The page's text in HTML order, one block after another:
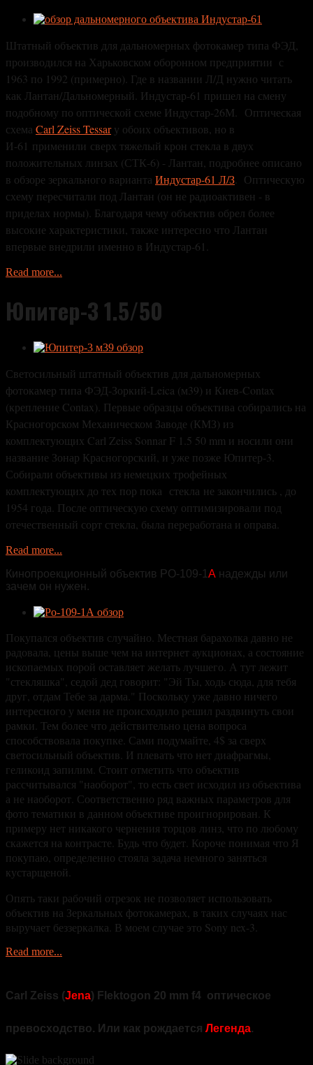
Штатный объектив для дальномерных фотокамер типа ФЭД,
производился на Харьковском оборонном предприятии с
1963 по 1992 (примерно) . Где в названии Л/Д нужно читать
как Лантан/Дальномерный. Индустар-61 пришел на смену
подобному по оптической схеме Индустар-26М.
Оптическая
схема Carl Zeiss Tessarу обоих объективов , но в
И-61 применили сверх тяжелый крон стекла в двух
положительных линзах (СТК-6) - Лантан, подробнее описано
в обзоре зеркального варианта Индустар-61 Л/З . Оптическую
схему пересчитали под Лантан (он не радиоактивен - в
приделах нормы). Благодаря чему объектив обрел более
высокие характеристики, также интересно что Лантан
впервые внедрили именно в Индустар-61.
Read more...
Юпитер-3 1.5/50
Светосильный штатный объектив для дальномерных
фотокамер типа ФЭД-Зоркий-Leica (м39) и Киев-Contax
(крепление Contax). Первые образцы объектива собирались на
Красногорском Механическом Заводе (КМЗ) из
комплектующих Carl Zeiss Sonnar F 1.5 50 mm и носили они
название Зонар Красногорский, и уже позже Юпитер-3.
Собирали объективы из немецких трофейных
комплектующих до тех пор пока стекла не закончились , до
1954 года. После оптическую схему оптимизировали под
отечественный сорт стекла, была переработана и оправа.
Read more...
Кинопроекционный объектив РО-109-1 А надежды или
зачем он нужен.
Покупался объектив случайно. Местная барахолка давно не
радовала, цены выше чем на интернет аукционах, а состояние
ископаемых порой оставляет желать лучшего. А тут лежит
"стекляшка", седой дед говорит: "Эй Ты, ходь сюда, для тебя
друг, отдам Тебе за дарма." Поскольку уже давно ничего
интересного у меня не происходило решил раздвинуть свои
рамки. Тем более что действительно цена вопроса
способствовала покупке. Сами подумайте, 4$ за сверх
светосильный объектив. И плевать что нет диафрагмы,
геликоид запилим. Стоит отметить что объектив
рассчитывался "наоборот", то есть свет исходил из объектива
а не наоборот. Соответственно ряд важных параметров для
фото тематики в данном объективе проигнорирован. К
примеру нет никакого чернения торцов линз, что по любому
скажется на контрасте. Будь что будет. Короче понимая что Я
покупаю, определенно стояла задача немного заняться
кустарщеной.
Опять таки рабочий отрезок не позволяет использовать
объектив на Зеркальных фотокамерах, в таких случаях нас
выручает беззеркалка. В моем случае это Sony nex-3.
Read more...
Carl Zeiss (Jena) Flektogon 20 mm f4 оптическое
превосходство. Или как рождается Легенда.